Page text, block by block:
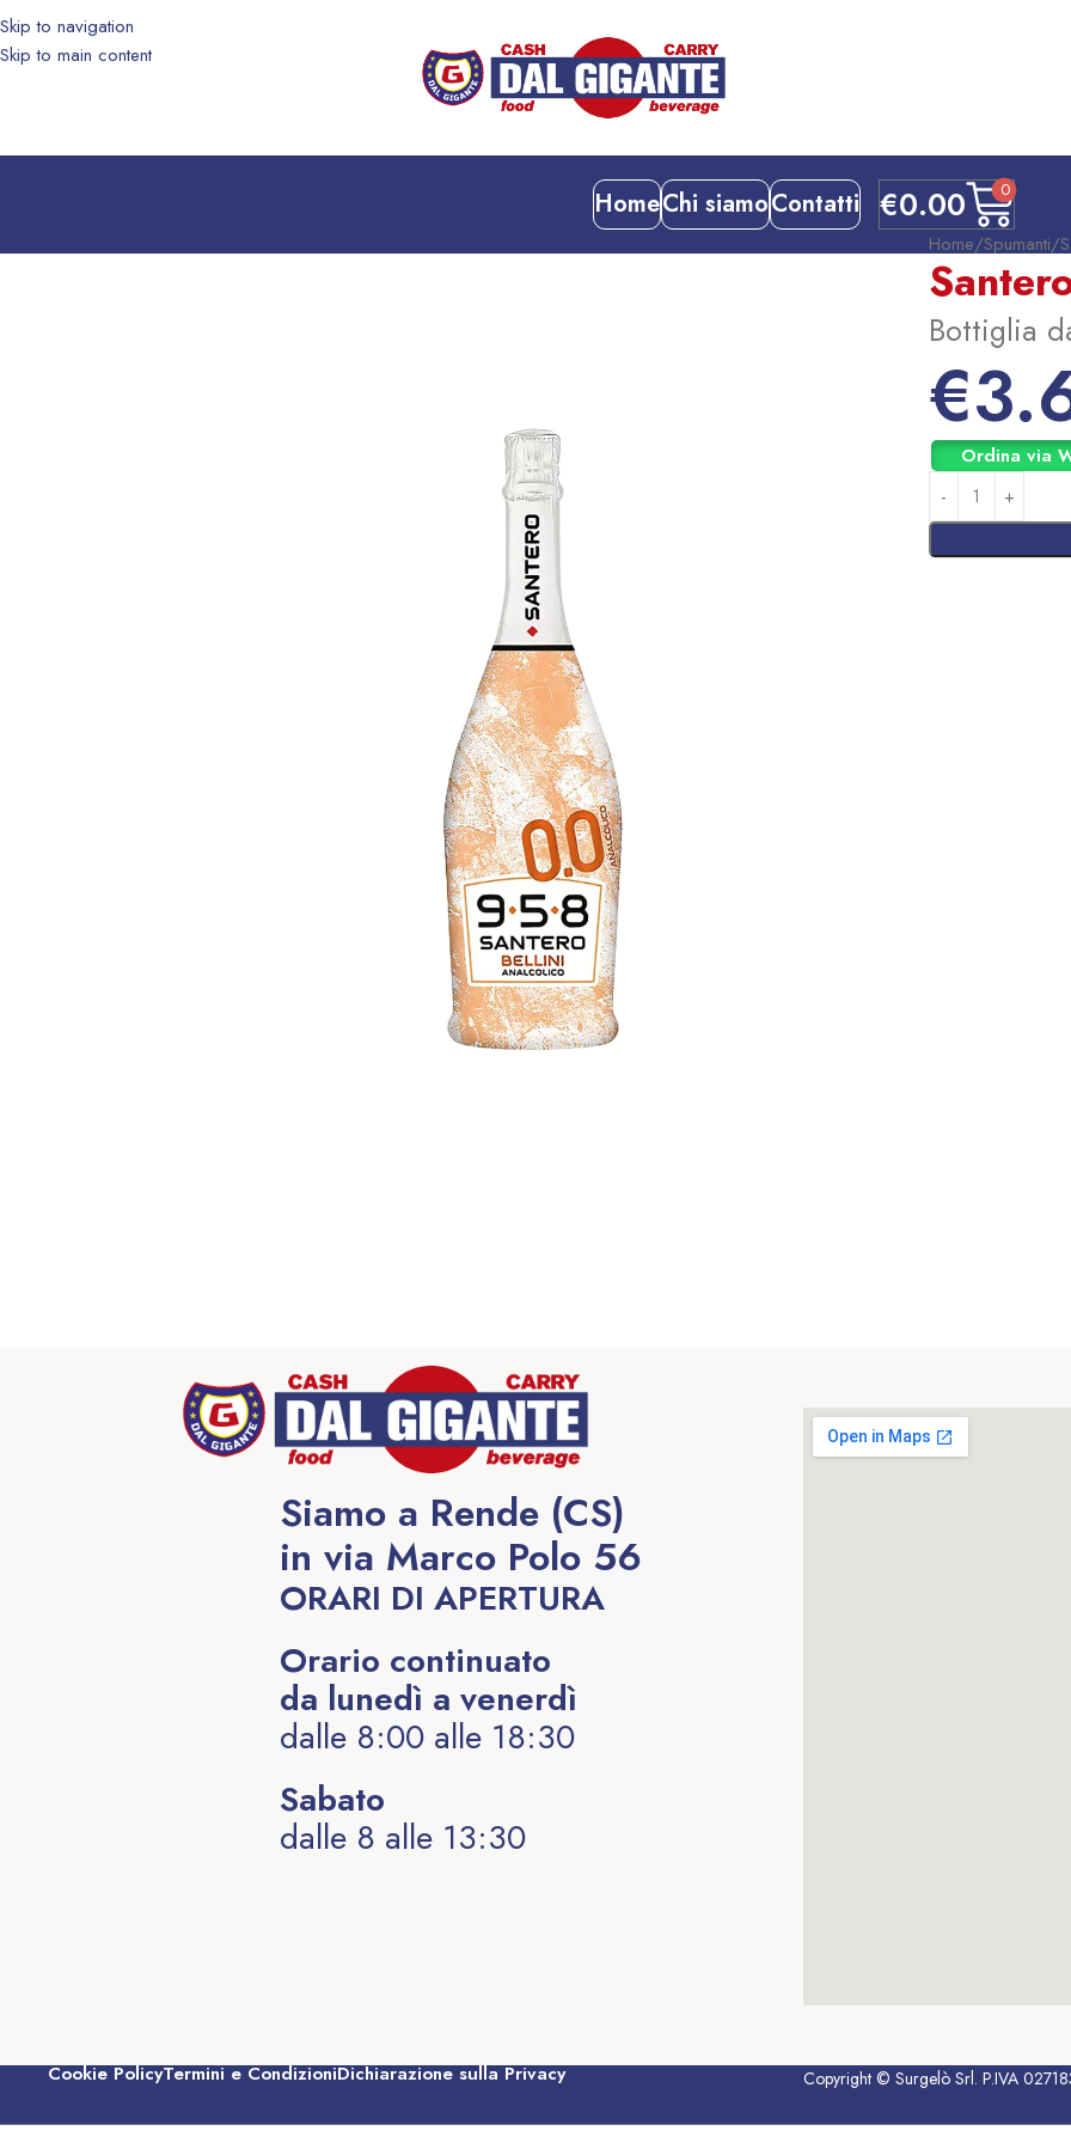
Skip to navigation
Skip to main content
€0.00 0
HomeChi siamoContatti
Home Spumanti
Bottiglia
€
Ordina via
Siamo a Rende (CS)
in via Marco Polo 56
ORARI DI APERTURA
Orario continuato
da lunedì a venerdì
dalle 8:00 alle 18:30
Sabato
dalle 8 alle 13:30
Cookie PolicyTermini e CondizioniDichiarazione sulla Privacy Copyright © Surgelò Srl. P.IVA